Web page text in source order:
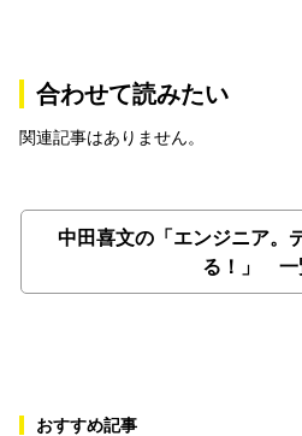
合わせて読みたい
関連記事はありません。
中田喜文の「エンジニア。
る！」 一
おすすめ記事